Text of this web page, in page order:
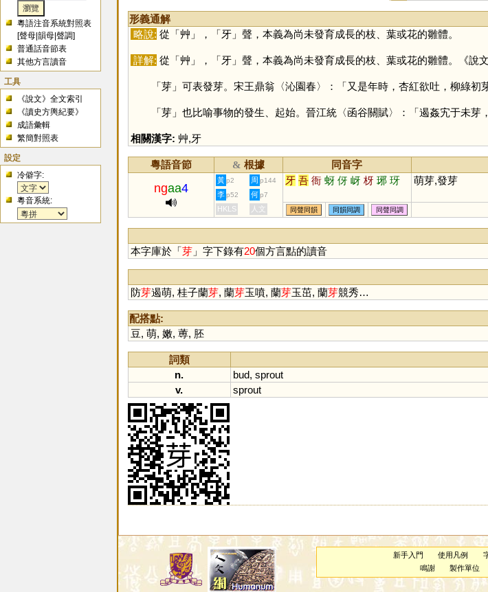
粵語注音系統對照表
[聲母 |韻母 |聲調]
普通話音節表
其他方言讀音
工具
《說文》全文索引
《讀史方輿紀要》
成語彙輯
繁簡對照表
設定
冷僻字:
粵音系統:
形義通解
略說: 從「艸 」，「牙」聲，本義為尚未發育成長的枝、葉或花的雛體。
詳解: 從「艸 」，「牙」聲，本義為尚未發育成長的枝、葉或花的雛體。《說
「芽」可表發芽。宋王鼎翁〈沁園春〉：「又是年時，杏紅欲吐，柳綠初芽
「芽」也比喻事物的發生、起始。晉江統〈函谷關賦〉：「遏姦宄于未芽
相關漢字: 艸,牙
粵語音節 & 根據 同音字
ngaa4
黃 p2 周 p144 牙 吾 衙 蚜 伢 岈 枒 琊 玡 萌芽,發芽
李 p52 何 p7
HKLS 人文 同聲同韻 同韻同調 同聲同調
本字庫於「芽」字下錄有20個方言點的讀音
防芽遏萌, 桂子蘭芽, 蘭芽玉噴, 蘭芽玉茁, 蘭芽競秀…
配搭點:
豆, 萌, 嫩, 蒪, 胚
詞類
n.
bud, sprout
v.
sprout
新手入門 使用凡例
鳴謝
製作單位